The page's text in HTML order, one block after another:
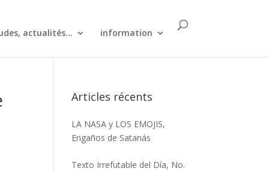
actualités... information
Articles récents
LA NASA y LOS EMOJIS,
Engaños de Satanás
Texto Irrefutable del Día, No.